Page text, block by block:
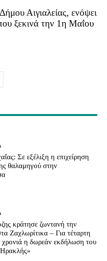
Αιγιαλείας, ενόψει
ξεκινά την 1η Μαΐου
Σε εξέλιξη η επιχείρηση
θαλαμηγού στην
κράτησε ζωντανή την
Ζαχλωρίτικα – Για τέταρτη
χρονιά η δωρεάν εκδήλωση του